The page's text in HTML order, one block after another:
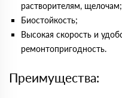
растворителям, щелочам;
Биостойкость;
Высокая скорость и
ремонтопригодность.
Преимущества: